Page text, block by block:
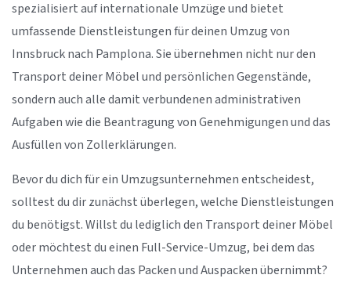
spezialisiert auf internationale Umzüge und bietet
umfassende Dienstleistungen für deinen Umzug von
Innsbruck nach Pamplona. Sie übernehmen nicht nur den
Transport deiner Möbel und persönlichen Gegenstände,
sondern auch alle damit verbundenen administrativen
Aufgaben wie die Beantragung von Genehmigungen und das
Ausfüllen von Zollerklärungen.
Bevor du dich für ein Umzugsunternehmen entscheidest,
solltest du dir zunächst überlegen, welche Dienstleistungen
du benötigst. Willst du lediglich den Transport deiner Möbel
oder möchtest du einen Full-Service-Umzug, bei dem das
Unternehmen auch das Packen und Auspacken übernimmt?